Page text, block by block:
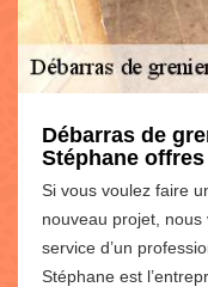
Débarras de
Stéphane
Si vous voulez faire
nouveau projet,
service d’un
Stéphane est